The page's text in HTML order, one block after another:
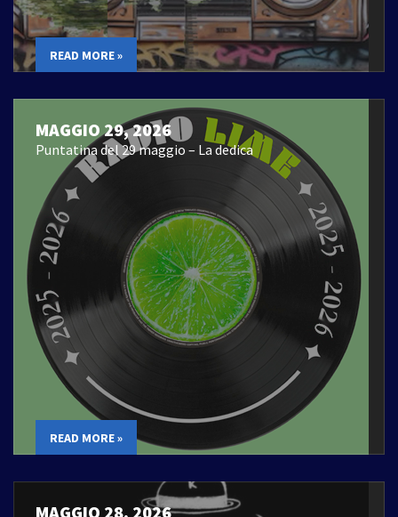
READ MORE »
MAGGIO 29, 2026
Puntatina del 29 maggio – La dedica
READ MORE »
MAGGIO 28, 2026